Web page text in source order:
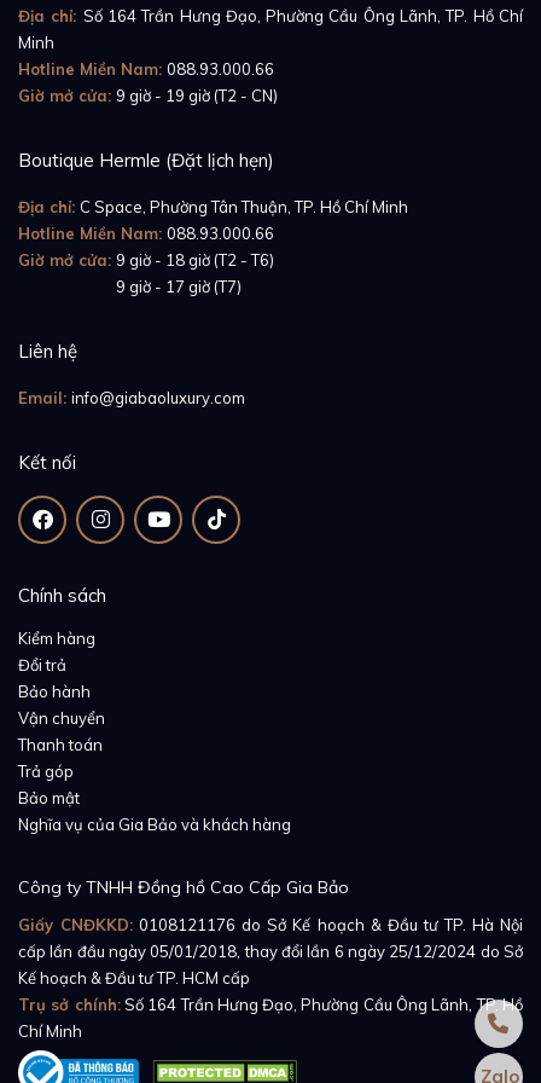
số thu hút thị hiếu khách hàng.
Không chỉ chỉn chu, bóng bẩy, bộ vỏ đồng hồ của
chiếc Panerai Radiomir California PAM00931
khả năng kháng nước ở độ sâu lên tới 100m. Song
hồ, núm điều chỉnh thiết kế tự hình viên kim cương
bằng thép đầy ấn tượng đã trở thành điểm nhấn đặc
trưng mang đậm dấu ấn thương hiệu.
Địa chỉ: Số 164 Trần Hưng Đạo, Phường Cầu Ông Lãnh, TP. Hồ Chí
Minh
Hotline Miền Nam: 088.93.000.66
Giờ mở cửa: 9 giờ - 19 giờ (T2 - CN)
Boutique Hermle (Đặt lịch hẹn)
Địa chỉ: C Space, Phường Tân Thuận, TP. Hồ Chí Minh
Hotline Miền Nam: 088.93.000.66
Giờ mở cửa: 9 giờ - 18 giờ (T2 - T6)
9 giờ - 17 giờ (T7)
Liên hệ
Email: info@giabaoluxury.com
Kết nối
Chính sách
Kiểm hàng
Đổi trả
Bảo hành
Vận chuyển
Thanh toán
Trả góp
Bảo mật
Nghĩa vụ của Gia Bảo và khách hàng
Công ty TNHH Đồng hồ Cao Cấp Gia Bảo
Giấy CNĐKKD: 0108121176 do Sở Kế hoạch & Đầu tư TP. Hà Nội
cấp lần đầu ngày 05/01/2018, thay đổi lần 6 ngày 25/12/2024 do Sở
Kế hoạch & Đầu tư TP. HCM cấp
Trụ sở chính:Số 164 Trần Hưng Đạo, Phường Cầu Ông Lãnh, TP. Hồ
Chí Minh
Zalo